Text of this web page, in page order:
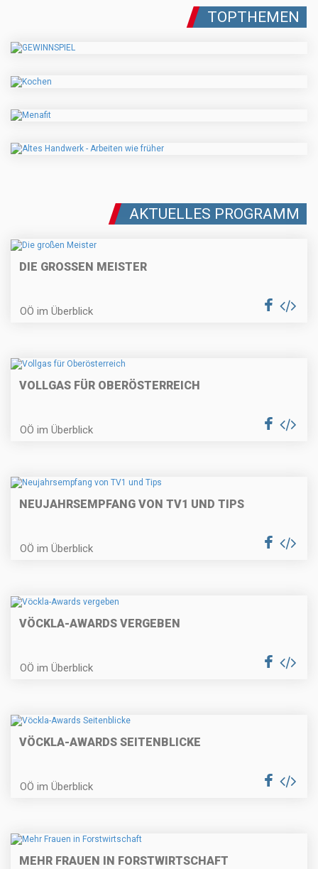
TOPTHEMEN
AKTUELLES PROGRAMM
DIE GROSSEN MEISTER
OÖ im Überblick
VOLLGAS FÜR OBERÖSTERREICH
OÖ im Überblick
NEUJAHRSEMPFANG VON TV1 UND TIPS
OÖ im Überblick
VÖCKLA-AWARDS VERGEBEN
OÖ im Überblick
VÖCKLA-AWARDS SEITENBLICKE
OÖ im Überblick
MEHR FRAUEN IN FORSTWIRTSCHAFT